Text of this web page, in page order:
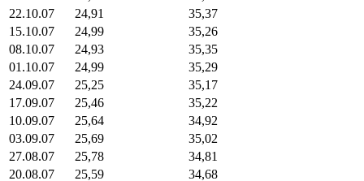
22.10.07
24,91
35,37
15.10.07
24,99
35,26
08.10.07
24,93
35,35
01.10.07
24,99
35,29
24.09.07
25,25
35,17
17.09.07
25,46
35,22
10.09.07
25,64
34,92
03.09.07
25,69
35,02
27.08.07
25,78
34,81
20.08.07
25,59
34,68